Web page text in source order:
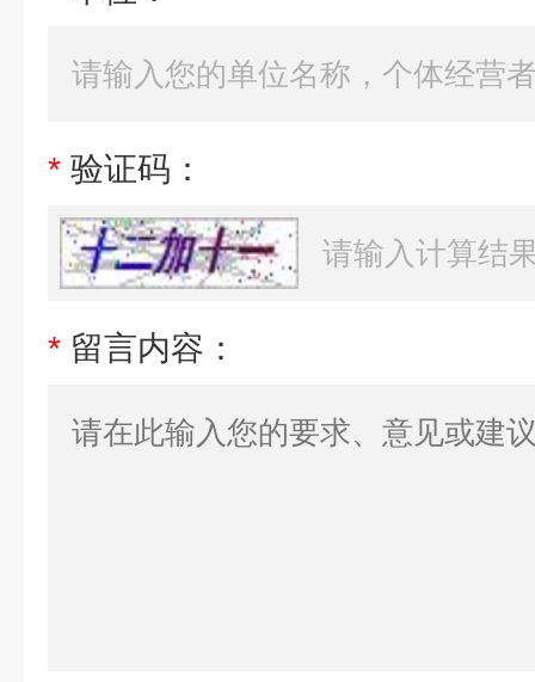
* 验证码：
* 留言内容：